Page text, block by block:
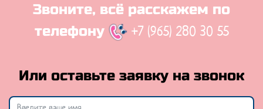
Звоните, всё расскажем по
телефону
+7 (965) 280 30 55
Или оставьте заявку на звонок